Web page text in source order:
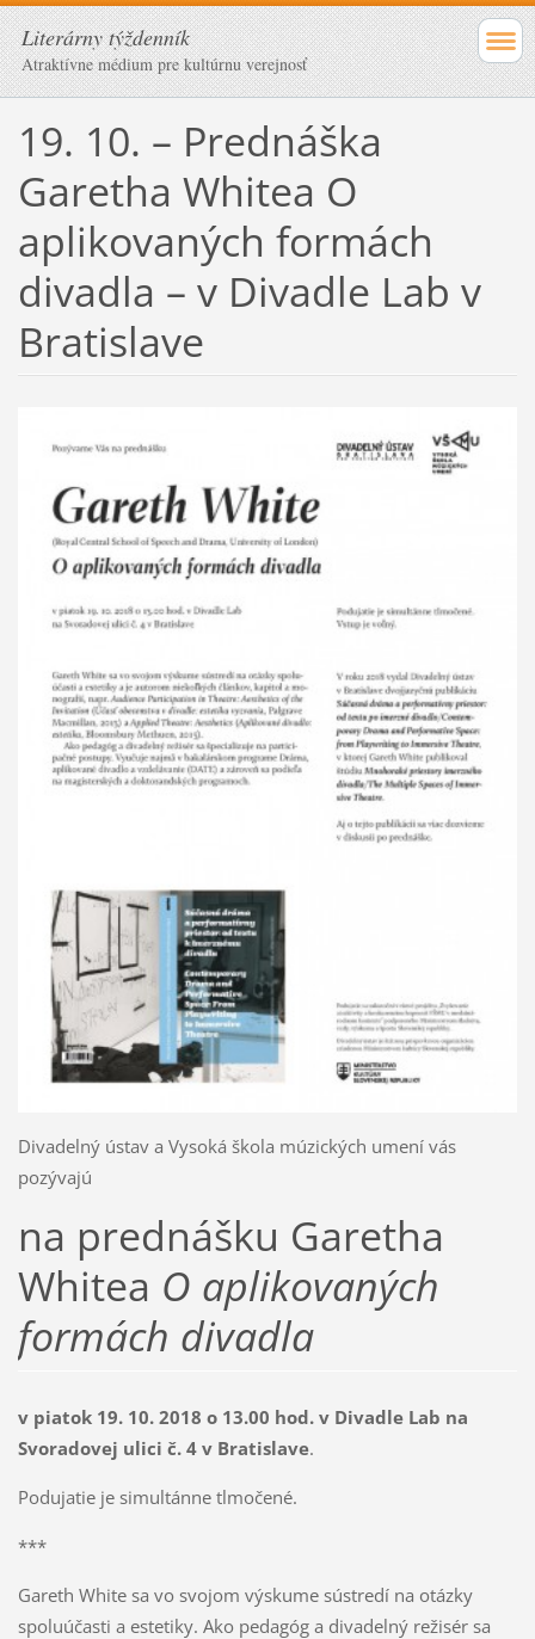
Literárny týždenník
Atraktívne médium pre kultúrnu verejnosť
19. 10. – Prednáška
Garetha Whitea O
aplikovaných formách
divadla – v Divadle Lab v
Bratislave
Divadelný ústav a Vysoká škola múzických umení vás
pozývajú
na prednášku Garetha
Whitea O aplikovaných
formách divadla
v piatok 19. 10. 2018 o 13.00 hod. v Divadle Lab na
Svoradovej ulici č. 4 v Bratislave.
Podujatie je simultánne tlmočené.
***
Gareth White sa vo svojom výskume sústredí na otázky
spolu­účasti a estetiky. Ako pedagóg a divadelný režisér sa